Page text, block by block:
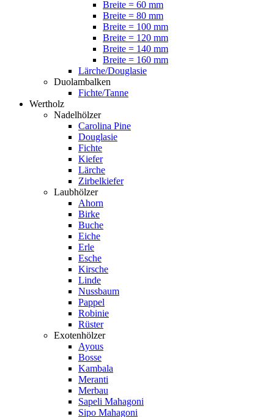
Breite = 60 mm
Breite = 80 mm
Breite = 100 mm
Breite = 120 mm
Breite = 140 mm
Breite = 160 mm
Lärche/Douglasie
Duolambalken
Fichte/Tanne
Wertholz
Nadelhölzer
Carolina Pine
Douglasie
Fichte
Kiefer
Lärche
Zirbelkiefer
Laubhölzer
Ahorn
Birke
Buche
Eiche
Erle
Esche
Kirsche
Linde
Nussbaum
Pappel
Robinie
Rüster
Exotenhölzer
Ayous
Bosse
Kambala
Meranti
Merbau
Sapeli Mahagoni
Sipo Mahagoni